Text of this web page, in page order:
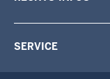
SERVICE